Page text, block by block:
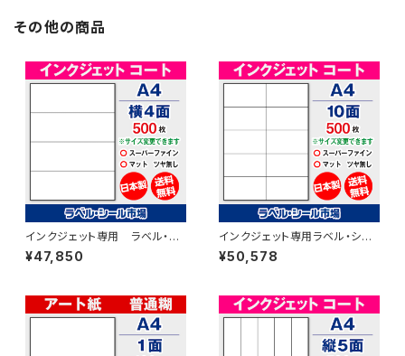
その他の商品
インクジェット専用 ラベル・シ
ール A4-横4面カット コート
紙 500枚 T1Y4iA
¥47,850
インクジェット専用ラベル・シー
ル A4-10面カット コート
紙 500枚 T2Y5iA
¥50,578